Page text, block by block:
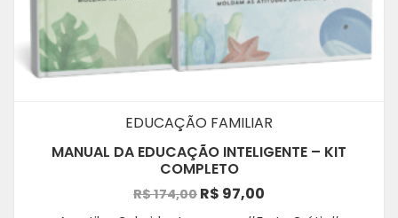
EDUCAÇÃO FAMILIAR
MANUAL DA EDUCAÇÃO INTELIGENTE – KIT
COMPLETO
R$174,00 O
R$ 97,00